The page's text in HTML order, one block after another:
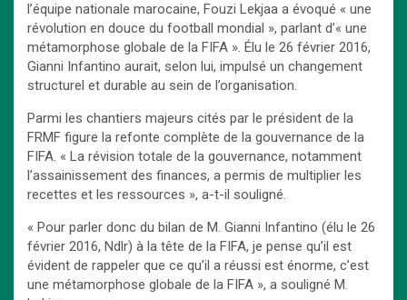
l’équipe nationale marocaine, Fouzi Lekjaa a évoqué « une
révolution en douce du football mondial », parlant d’« une
métamorphose globale de la FIFA ». Élu le 26 février 2016,
Gianni Infantino aurait, selon lui, impulsé un changement
structurel et durable au sein de l’organisation.
Parmi les chantiers majeurs cités par le président de la
FRMF figure la refonte complète de la gouvernance de la
FIFA. « La révision totale de la gouvernance, notamment
l’assainissement des finances, a permis de multiplier les
recettes et les ressources », a-t-il souligné.
« Pour parler donc du bilan de M. Gianni Infantino (élu le 26
février 2016, Ndlr) à la tête de la FIFA, je pense qu’il est
évident de rappeler que ce qu’il a réussi est énorme, c’est
une métamorphose globale de la FIFA », a souligné M.